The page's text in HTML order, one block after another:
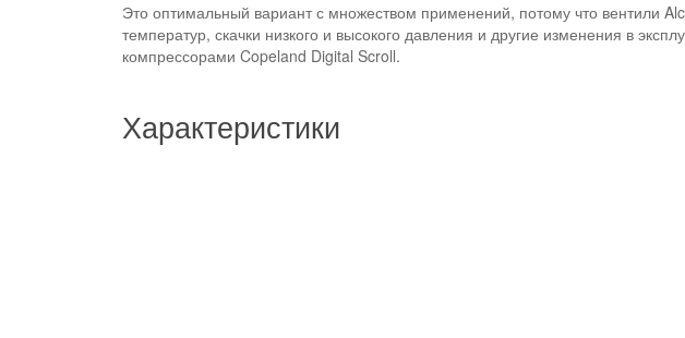
Это оптимальный вариант с множеством применений, потому что вентили
температур, скачки низкого и высокого давления и другие изменения в
компрессорами Copeland Digital Scroll.
Характеристики